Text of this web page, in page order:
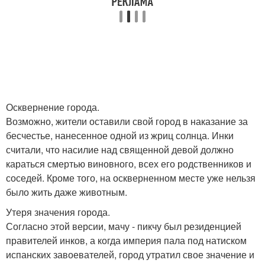
Осквернение города.
Возможно, жители оставили свой город в наказание за
бесчестье, нанесенное одной из жриц солнца. Инки
считали, что насилие над священной девой должно
караться смертью виновного, всех его родственников и
соседей. Кроме того, на оскверненном месте уже нельзя
было жить даже животным.
Утеря значения города.
Согласно этой версии, мачу - пикчу был резиденцией
правителей инков, а когда империя пала под натиском
испанских завоевателей, город утратил свое значение и